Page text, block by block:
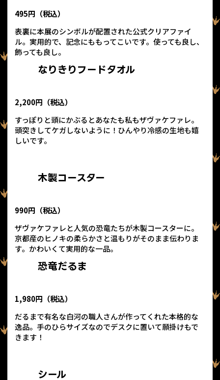
495円（税込）
表裏に本展のシンボルが配置された公式クリアファイ
ル。実用的で、記念にももってこいです。使っても良し、
飾っても良し。
なりきりフードタオル
2,200円（税込）
すっぽりと頭にかぶるとあなたも私もザヴァケファレ。
頭突きしてケガしないように！ひんやり冷感の生地も嬉
しいです。
木製コースター
990円（税込）
ザヴァケファレと人気の恐竜たちが木製コースターに。
京都産のヒノキの柔らかさと温もりがそのまま伝わりま
す。かわいくて実用的な一品。
恐竜だるま
1,980円（税込）
だるまで有名な白河の職人さんが作ってくれた本格的な
逸品。手のひらサイズなのでデスクに置いて願掛けもで
きます！
シール